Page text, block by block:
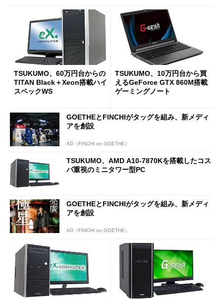
TSUKUMO、60万円台からの
TITAN Black＋Xeon搭載ハイ
スペックWS
TSUKUMO、10万円台から買
えるGeForce GTX 860M搭載
ゲーミングノート
GOETHEとFINCHIがタッグを組み、新メディ
アを創設
AD（FINCHI on GOETHE）
TSUKUMO、AMD A10-7870Kを搭載したコス
パ重視のミニタワー型PC
GOETHEとFINCHIがタッグを組み、新メディ
アを創設
AD（FINCHI on GOETHE）